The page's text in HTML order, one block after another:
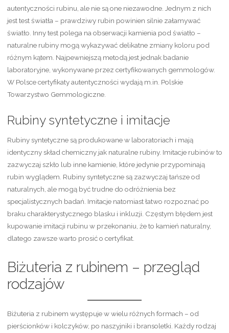
autentyczności rubinu, ale nie są one niezawodne. Jednym z nich
jest test światła – prawdziwy rubin powinien silnie załamywać
światło. Inny test polega na obserwacji kamienia pod światło –
naturalne rubiny mogą wykazywać delikatne zmiany koloru pod
różnym kątem. Najpewniejszą metodą jest jednak badanie
laboratoryjne, wykonywane przez certyfikowanych gemmologów.
W Polsce certyfikaty autentyczności wydają m.in. Polskie
Towarzystwo Gemmologiczne.
Rubiny syntetyczne i imitacje
Rubiny syntetyczne są produkowane w laboratoriach i mają
identyczny skład chemiczny jak naturalne rubiny. Imitacje rubinów to
zazwyczaj szkło lub inne kamienie, które jedynie przypominają
rubin wyglądem. Rubiny syntetyczne są zazwyczaj tańsze od
naturalnych, ale mogą być trudne do odróżnienia bez
specjalistycznych badań. Imitacje natomiast łatwo rozpoznać po
braku charakterystycznego blasku i inkluzji. Częstym błędem jest
kupowanie imitacji rubinu w przekonaniu, że to kamień naturalny,
dlatego zawsze warto prosić o certyfikat.
Biżuteria z rubinem – przegląd
rodzajów
Biżuteria z rubinem występuje w wielu różnych formach – od
pierścionków i kolczyków, po naszyjniki i bransoletki. Każdy rodzaj